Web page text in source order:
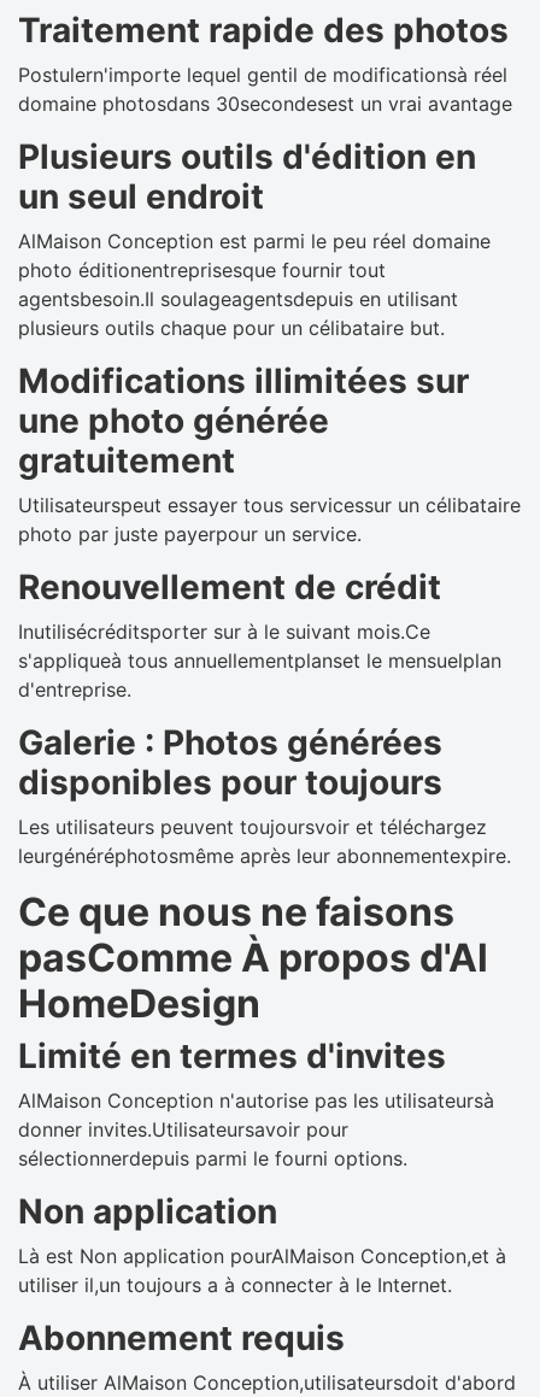
Traitement rapide des photos
Postulern'importe lequel gentil de modificationsà réel
domaine photosdans 30secondesest un vrai avantage
Plusieurs outils d'édition en
un seul endroit
AlMaison Conception est parmi le peu réel domaine
photo éditionentreprisesque fournir tout
agentsbesoin.Il soulageagentsdepuis en utilisant
plusieurs outils chaque pour un célibataire but.
Modifications illimitées sur
une photo générée
gratuitement
Utilisateurspeut essayer tous servicessur un célibataire
photo par juste payerpour un service.
Renouvellement de crédit
Inutilisécréditsporter sur à le suivant mois.Ce
s'appliqueà tous annuellementplanset le mensuelplan
d'entreprise.
Galerie : Photos générées
disponibles pour toujours
Les utilisateurs peuvent toujoursvoir et téléchargez
leurgénéréphotosmême après leur abonnementexpire.
Ce que nous ne faisons
pasComme À propos d'Al
HomeDesign
Limité en termes d'invites
AlMaison Conception n'autorise pas les utilisateursà
donner invites.Utilisateursavoir pour
sélectionnerdepuis parmi le fourni options.
Non application
Là est Non application pourAlMaison Conception,et à
utiliser il,un toujours a à connecter à le Internet.
Abonnement requis
À utiliser AlMaison Conception,utilisateursdoit d'abord